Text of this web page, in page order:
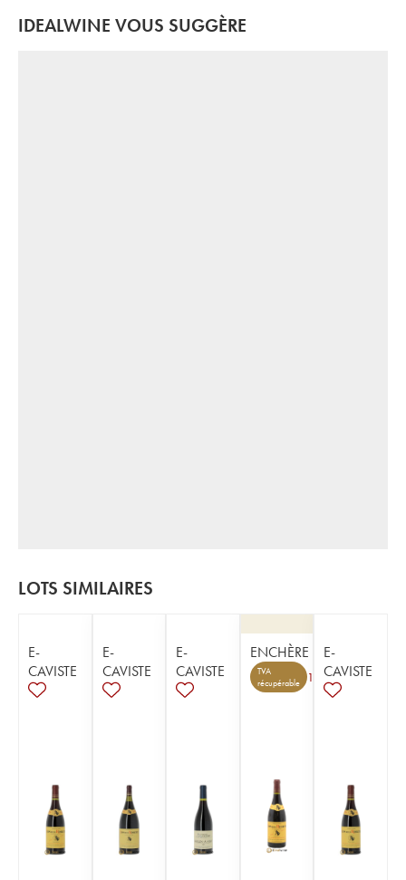
IDEALWINE VOUS SUGGÈRE
LOTS SIMILAIRES
E-
CAVISTE
E-
CAVISTE
E-
CAVISTE
ENCHÈRE
TVA
récupérable
1
E-
CAVISTE